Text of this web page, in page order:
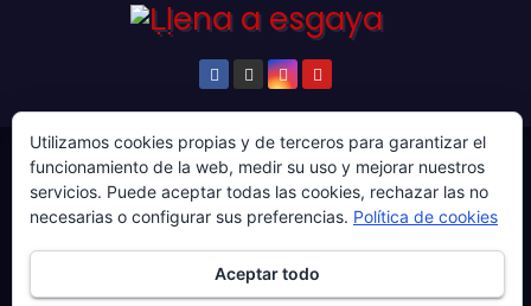
© Copyright 2024. Todos los derechos reservados.
Web gestionada por Producciones Audiovisuales El
Sobre ‘Ḷḷena a esgaya’ Publicidad
Utilizamos cookies propias y de terceros para garantizar el
funcionamiento de la web, medir su uso y mejorar nuestros
servicios. Puede aceptar todas las cookies, rechazar las no
necesarias o configurar sus preferencias. Política de cookies
Aceptar todo